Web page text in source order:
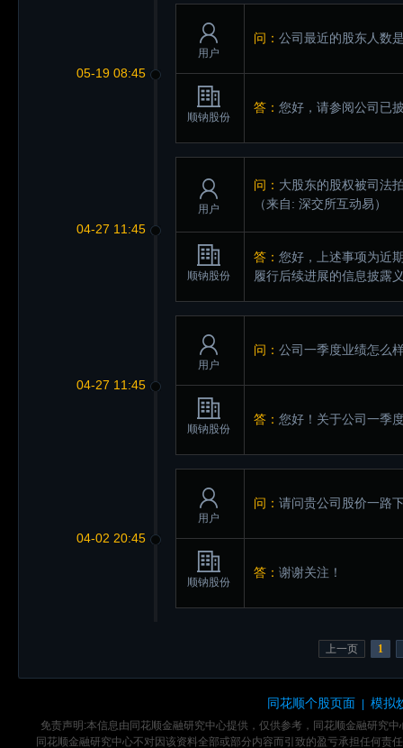
05-19 08:45
用户
问： 公司最近的股东人数
顺钠股份
答： 您好，请参阅公司已
04-27 11:45
用户
问： 大股东的股权被司法
（来自: 深交所互动易）
顺钠股份
答： 您好，上述事项为近
履行后续进展的信息披露
04-27 11:45
用户
问： 公司一季度业绩怎么
顺钠股份
答： 您好！关于公司一季
04-02 20:45
用户
问： 请问贵公司股价一路
顺钠股份
答： 谢谢关注！
上一页 1
同花顺个股页面 模拟
免责声明:本信息由同花顺金融研究中心提供，仅供参考，同花顺金融研究
同花顺金融研究中心不对因该资料全部或部分内容而引致的盈亏承担任何